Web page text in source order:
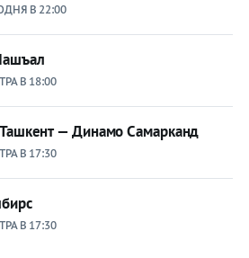
В 22:00
В 18:00
— Динамо Самарканд
В 17:30
В 17:30